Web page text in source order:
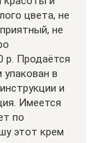
цвета, не
не
р. Продаётся
упакован в
и
Имеется
по
этот крем